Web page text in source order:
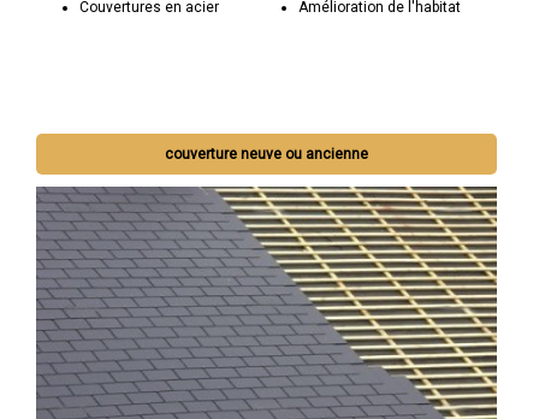
Couvertures en acier
Amélioration de l'habitat
couverture neuve ou ancienne